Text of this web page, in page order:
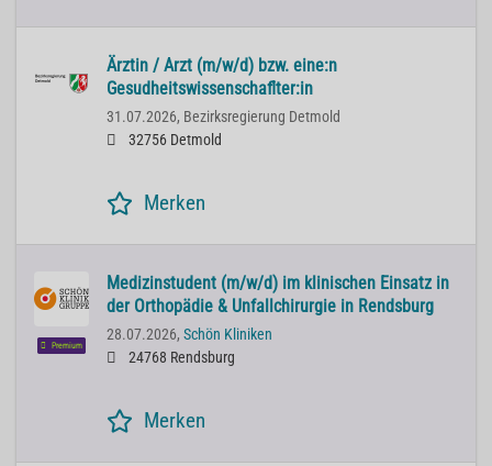
Ärztin / Arzt (m/w/d) bzw. eine:n
Gesudheitswissenschaflter:in
31.07.2026, Bezirksregierung Detmold
32756 Detmold
Merken
Premium
Medizinstudent (m/w/d) im klinischen Einsatz in
der Orthopädie & Unfallchirurgie in Rendsburg
28.07.2026, Schön Kliniken
24768 Rendsburg
Merken